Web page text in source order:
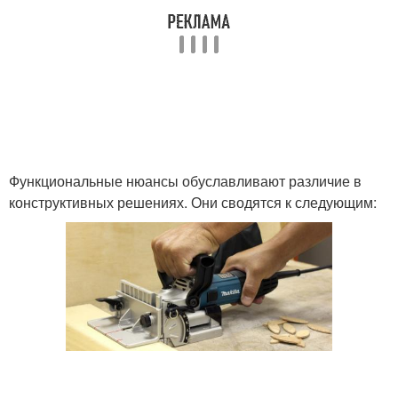
Функциональные нюансы обуславливают различие в
конструктивных решениях. Они сводятся к следующим: